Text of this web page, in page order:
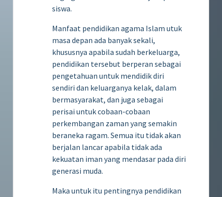
siswa.
Manfaat pendidikan agama Islam utuk
masa depan ada banyak sekali,
khususnya apabila sudah berkeluarga,
pendidikan tersebut berperan sebagai
pengetahuan untuk mendidik diri
sendiri dan keluarganya kelak, dalam
bermasyarakat, dan juga sebagai
perisai untuk cobaan-cobaan
perkembangan zaman yang semakin
beraneka ragam. Semua itu tidak akan
berjalan lancar apabila tidak ada
kekuatan iman yang mendasar pada diri
generasi muda.
Maka untuk itu pentingnya pendidikan